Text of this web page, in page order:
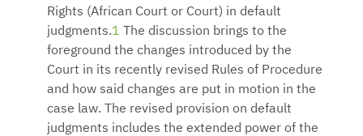
Rights (African Court or Court) in default
judgments.1 The discussion brings to the
foreground the changes introduced by the
Court in its recently revised Rules of Procedure
and how said changes are put in motion in the
case law. The revised provision on default
judgments includes the extended power of the